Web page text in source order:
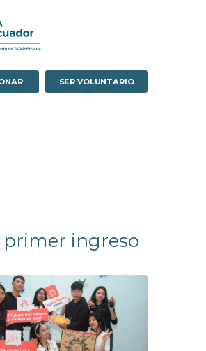
SER VOLUNTARIO
primer ingreso